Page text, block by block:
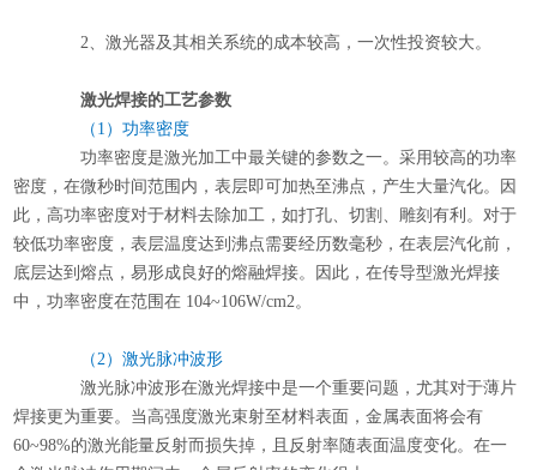
2、激光器及其相关系统的成本较高，一次性投资较大。
激光焊接的工艺参数
（1）功率密度
功率密度是激光加工中最关键的参数之一。采用较高的功率
密度，在微秒时间范围内，表层即可加热至沸点，产生大量汽化。因
此，高功率密度对于材料去除加工，如打孔、切割、雕刻有利。对于
较低功率密度，表层温度达到沸点需要经历数毫秒，在表层汽化前，
底层达到熔点，易形成良好的熔融焊接。因此，在传导型激光焊接
中，功率密度在范围在 104~106W/cm2。
（2）激光脉冲波形
激光脉冲波形在激光焊接中是一个重要问题，尤其对于薄片
焊接更为重要。当高强度激光束射至材料表面，金属表面将会有
60~98%的激光能量反射而损失掉，且反射率随表面温度变化。在一